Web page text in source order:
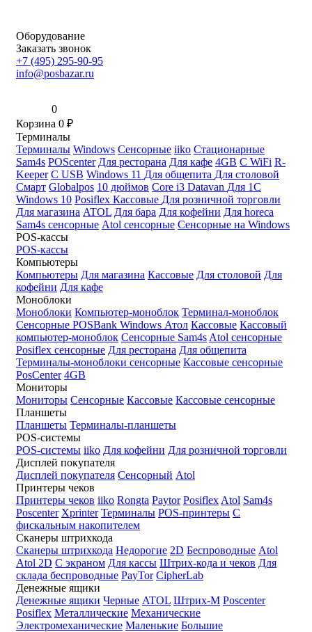
Оборудование
Заказать звонок
+7 (495) 295-90-95
info@posbazar.ru
0
Корзина 0 ₽
Терминалы
Терминалы Windows Сенсорные iiko Стационарные
Sam4s POScenter Для ресторана Для кафе 4GB С WiFi R-
Keeper С USB Windows 11 Для общепита Для столовой
Смарт Globalpos 10 дюймов Core i3 Datavan Для 1С
Windows 10 Posiflex Кассовые Для розничной торговли
Для магазина ATOL Для бара Для кофейни Для horeca
Sam4s сенсорные Atol сенсорные Сенсорные на Windows
POS-кассы
POS-кассы
Компьютеры
Компьютеры Для магазина Кассовые Для столовой Для
кофейни Для кафе
Моноблоки
Моноблоки Компьютер-моноблок Терминал-моноблок
Сенсорные POSBank Windows Атол Кассовые Кассовый
компьютер-моноблок Сенсорные Sam4s Atol сенсорные
Posiflex сенсорные Для ресторана Для общепита
Терминалы-моноблоки сенсорные Кассовые сенсорные
PosCenter 4GB
Мониторы
Мониторы Сенсорные Кассовые Кассовые сенсорные
Планшеты
Планшеты Терминалы-планшеты
POS-системы
POS-системы iiko Для кофейни Для розничной торговли
Дисплей покупателя
Дисплей покупателя Сенсорный Atol
Принтеры чеков
Принтеры чеков iiko Rongta Paytor Posiflex Atol Sam4s
Poscenter Xprinter Терминалы POS-принтеры С
фискальным накопителем
Сканеры штрихкода
Сканеры штрихкода Недорогие 2D Беспроводные Atol
Atol 2D С экраном Для кассы Штрих-кода и чеков Для
склада беспроводные PayTor CipherLab
Денежные ящики
Денежные ящики Черные ATOL Штрих-М Poscenter
Posiflex Металлические Механические
Электромеханические Маленькие Большие